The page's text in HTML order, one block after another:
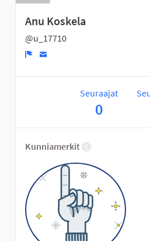
Anu Koskela
@u_17710
Seuraajat
0
Kunniamerkit